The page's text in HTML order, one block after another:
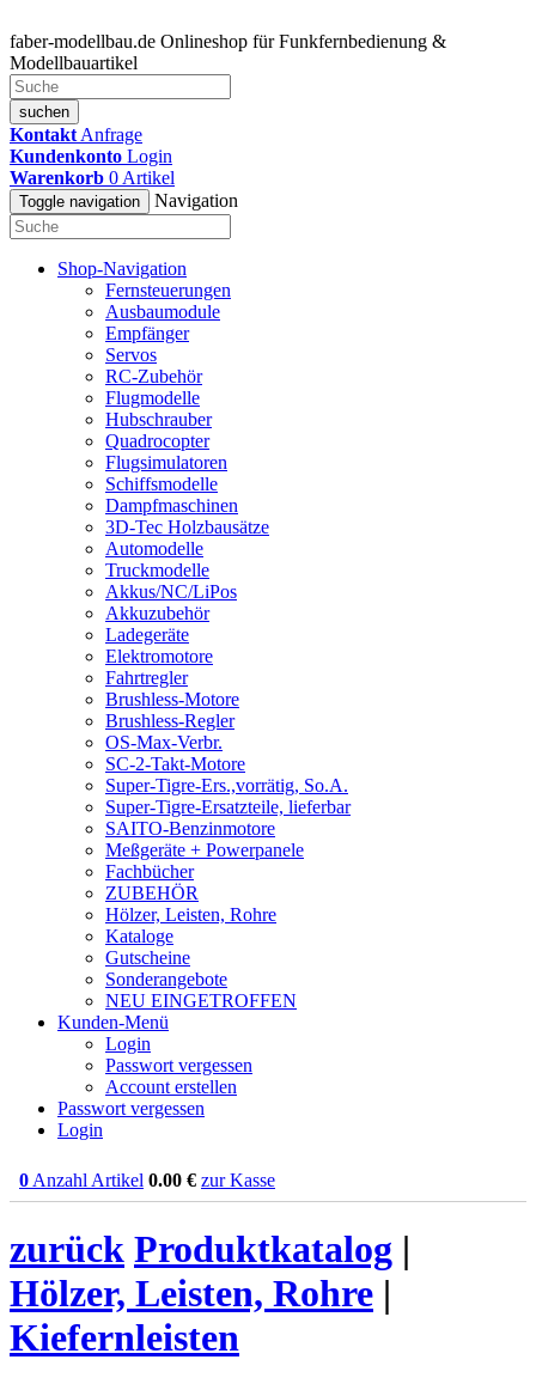
faber-modellbau.de Onlineshop für Funkfernbedienung &
Modellbauartikel
suchen
Kontakt Anfrage
Kundenkonto Login
Warenkorb 0 Artikel
Toggle navigation Navigation
Shop-Navigation
Fernsteuerungen
Ausbaumodule
Empfänger
Servos
RC-Zubehör
Flugmodelle
Hubschrauber
Quadrocopter
Flugsimulatoren
Schiffsmodelle
Dampfmaschinen
3D-Tec Holzbausätze
Automodelle
Truckmodelle
Akkus/NC/LiPos
Akkuzubehör
Ladegeräte
Elektromotore
Fahrtregler
Brushless-Motore
Brushless-Regler
OS-Max-Verbr.
SC-2-Takt-Motore
Super-Tigre-Ers.,vorrätig, So.A.
Super-Tigre-Ersatzteile, lieferbar
SAITO-Benzinmotore
Meßgeräte + Powerpanele
Fachbücher
ZUBEHÖR
Hölzer, Leisten, Rohre
Kataloge
Gutscheine
Sonderangebote
NEU EINGETROFFEN
Kunden-Menü
Login
Passwort vergessen
Account erstellen
Passwort vergessen
Login
0 Anzahl Artikel 0.00 € zur Kasse
zurück Produktkatalog |
Hölzer, Leisten, Rohre |
Kiefernleisten